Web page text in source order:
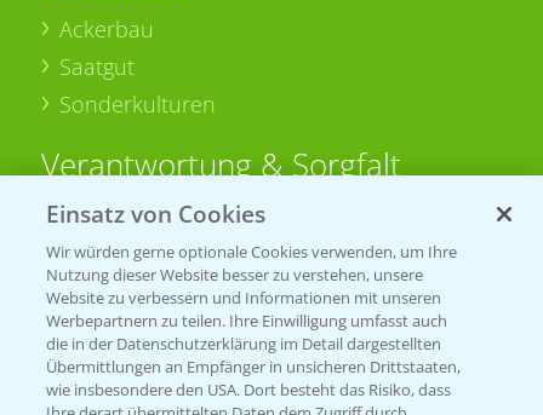
Ackerbau
Saatgut
Sonderkulturen
Verantwortung & Sorgfalt
Sammelstellen und Termine
PRE - Chemikalien sicher entsorgen
Sammelstellen und Termine
Einsatz von Cookies
Wir würden gerne optionale Cookies verwenden, um Ihre
Nutzung dieser Website besser zu verstehen, unsere
Website zu verbessern und Informationen mit unseren
Werbepartnern zu teilen. Ihre Einwilligung umfasst auch
die in der Datenschutzerklärung im Detail dargestellten
Übermittlungen an Empfänger in unsicheren Drittstaaten,
wie insbesondere den USA. Dort besteht das Risiko, dass